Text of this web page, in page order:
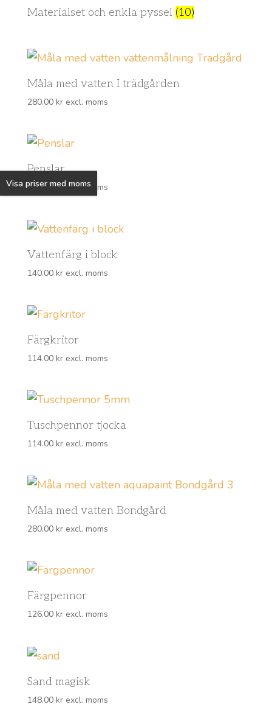
Materialset och enkla pyssel (10)
Måla med vatten I trädgården
280.00 krexcl. moms
Penslar
162.00krexcl. moms
Vattenfärg i block
140.00 krexcl. moms
Färgkritor
114.00 krexcl. moms
Tuschpennor tjocka
114.00 krexcl. moms
Måla med vatten Bondgård
280.00 krexcl. moms
Färgpennor
126.00 krexcl. moms
Sand magisk
148.00 krexcl. moms
Visa priser med moms